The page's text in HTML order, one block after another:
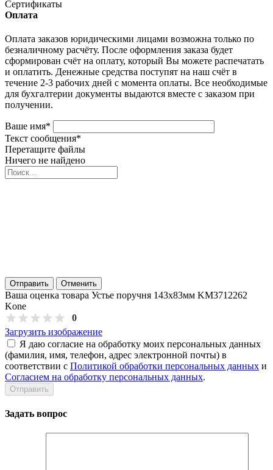
Сертификаты
Оплата
Оплата заказов юридическими лицами возможна только по
безналичному расчёту. После оформления заказа будет
сформирован счёт на оплату, который Вы можете распечатать
и оплатить. Денежные средства поступят на наш счёт в
течение 2-3 рабочих дней с момента оплаты. Все необходимые
для бухгалтерии документы выдаются вместе с заказом при
получении.
Ваше имя*
Текст сообщения*
Перетащите файлы
Ничего не найдено
Отправить Отменить
Ваша оценка товара Устье поручня 143х83мм KM3712262
Kone
0
Загрузить изображение
Я даю согласие на обработку моих персональных данных
(фамилия, имя, телефон, адрес электронной почты) в
соответствии с Политикой обработки персональных данных и
Согласием на обработку персональных данных.
Задать вопрос